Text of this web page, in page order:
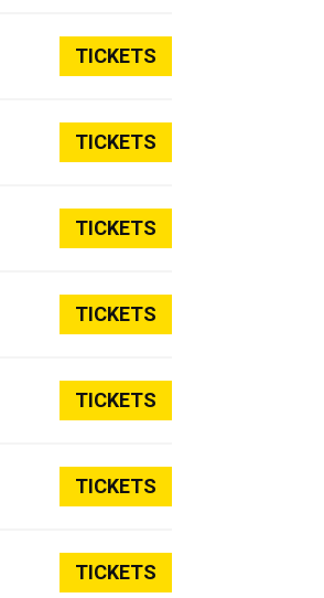
TICKETS
TICKETS
TICKETS
TICKETS
TICKETS
TICKETS
TICKETS